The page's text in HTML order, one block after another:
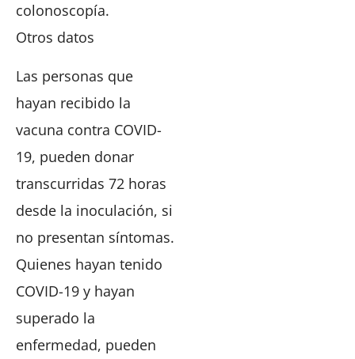
colonoscopía.
Otros datos
Las personas que
hayan recibido la
vacuna contra COVID-
19, pueden donar
transcurridas 72 horas
desde la inoculación, si
no presentan síntomas.
Quienes hayan tenido
COVID-19 y hayan
superado la
enfermedad, pueden